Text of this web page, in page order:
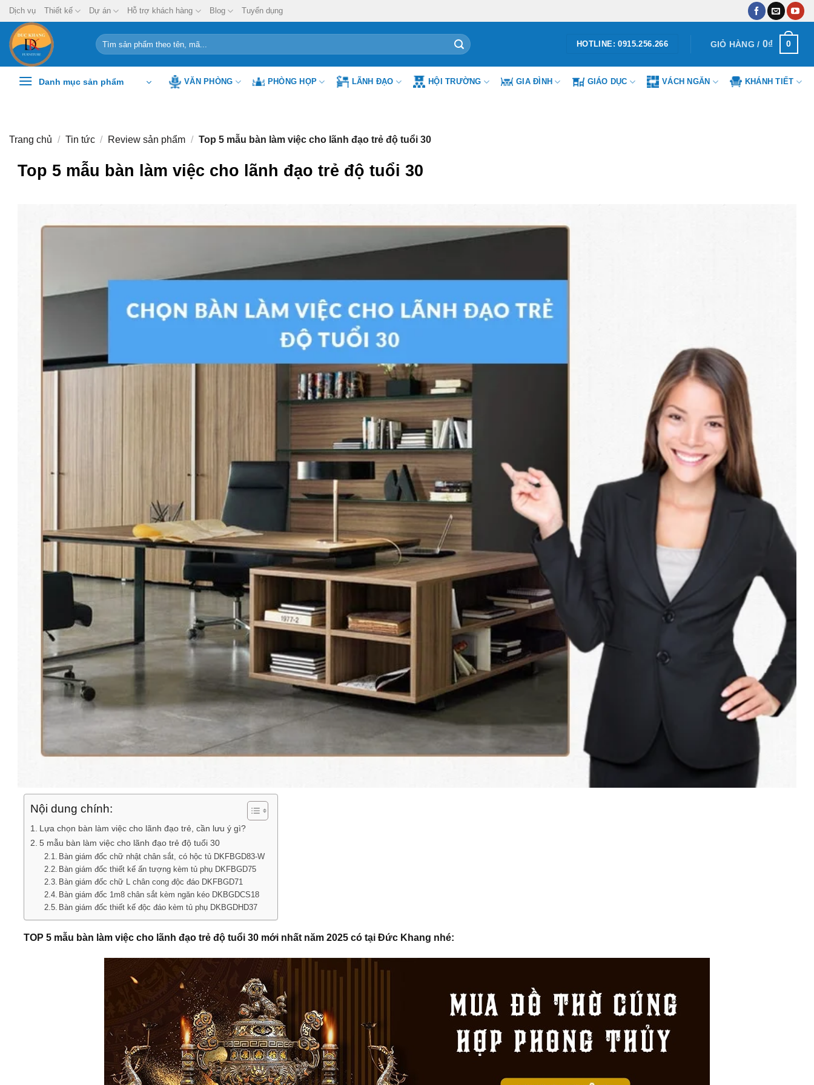
Chuyển
đến
nội
dung
Dịch vụ Thiết kế Dự án Hỗ trợ khách hàng Blog Tuyển dụng
Tìm
kiếm:
HOTLINE: 0915.256.266 GIỎ HÀNG / 0₫ 0
Danh mục sản phẩm VĂN PHÒNG PHÒNG HỌP LÃNH ĐẠO HỘI TRƯỜNG GIA ĐÌNH GIÁO DỤC VÁCH NGĂN KHÁNH TIẾT
Trang chủ / Tin tức / Review sản phẩm / Top 5 mẫu bàn làm việc cho lãnh đạo trẻ độ tuổi 30
Top 5 mẫu bàn làm việc cho lãnh đạo trẻ độ tuổi 30
Nội dung chính:
Lựa chọn bàn làm việc cho lãnh đạo trẻ, cần lưu ý gì?
5 mẫu bàn làm việc cho lãnh đạo trẻ độ tuổi 30
Bàn giám đốc chữ nhật chân sắt, có hộc tủ DKFBGD83-W
Bàn giám đốc thiết kế ấn tượng kèm tủ phụ DKFBGD75
Bàn giám đốc chữ L chân cong độc đáo DKFBGD71
Bàn giám đốc 1m8 chân sắt kèm ngăn kéo DKBGDCS18
Bàn giám đốc thiết kế độc đáo kèm tủ phụ DKBGDHD37
TOP 5 mẫu bàn làm việc cho lãnh đạo trẻ độ tuổi 30 mới nhất năm 2025 có tại Đức Khang nhé: